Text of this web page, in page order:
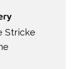
Stricke